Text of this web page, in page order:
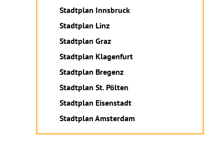
Stadtplan Innsbruck
Stadtplan Linz
Stadtplan Graz
Stadtplan Klagenfurt
Stadtplan Bregenz
Stadtplan St. Pölten
Stadtplan Eisenstadt
Stadtplan Amsterdam